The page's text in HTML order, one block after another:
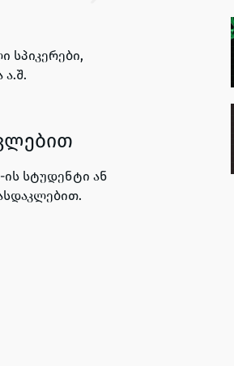
სპიკერები,
ა.შ.
ის სტუდენტი ან